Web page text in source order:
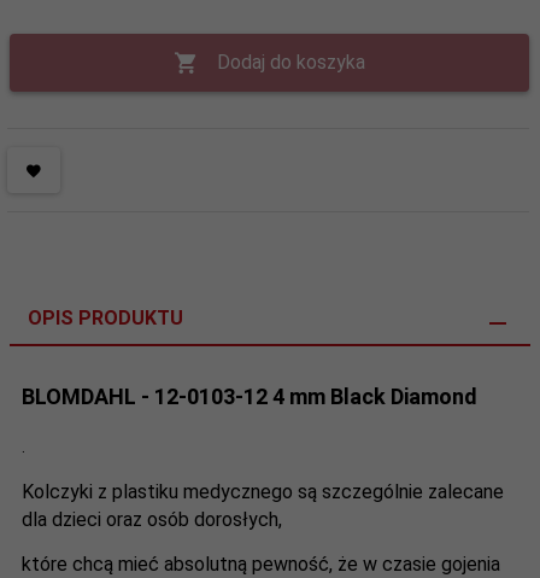
Dodaj do koszyka
OPIS PRODUKTU
BLOMDAHL - 12-0103-12 4 mm Black Diamond
Kolczyki z plastiku medycznego są szczególnie zalecane
dla dzieci oraz osób dorosłych,
które chcą mieć absolutną pewność, że w czasie gojenia